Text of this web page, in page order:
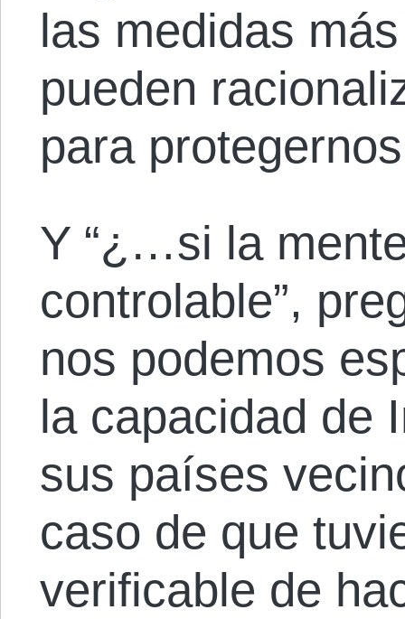
las medidas
pueden
para
Y “¿…si la
controlable”,
nos podemos
la capacidad de
sus países
caso de que
verificable de